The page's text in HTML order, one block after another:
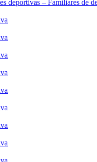
deportivas – Familiares de